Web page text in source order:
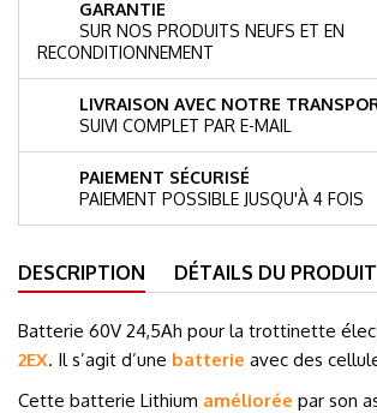
GARANTIE
SUR NOS PRODUITS NEUFS ET EN
RECONDITIONNEMENT
LIVRAISON AVEC NOTRE
SUIVI COMPLET PAR E-MAIL
PAIEMENT SÉCURISÉ
PAIEMENT POSSIBLE JUSQU'À 4 FOIS
DESCRIPTION DÉTAILS DU PRODUIT
Batterie 60V 24,5Ah pour la trottinette
2EX. Il s’agit d’une batterie avec des
Cette batterie Lithium améliorée par son